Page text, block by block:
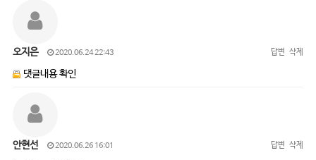
오지은 2020.06.24 22:43 답변 삭제
댓글내용 확인
안현선 2020.06.26 16:01 답변 삭제